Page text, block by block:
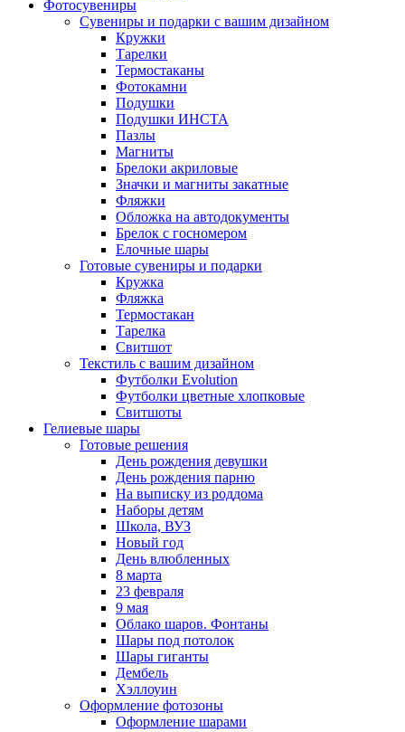
Фотосувениры
Сувениры и подарки с вашим дизайном
Кружки
Тарелки
Термостаканы
Фотокамни
Подушки
Подушки ИНСТА
Пазлы
Магниты
Брелоки акриловые
Значки и магниты закатные
Фляжки
Обложка на автодокументы
Брелок с госномером
Елочные шары
Готовые сувениры и подарки
Кружка
Фляжка
Термостакан
Тарелка
Свитшот
Текстиль с вашим дизайном
Футболки Evolution
Футболки цветные хлопковые
Свитшоты
Гелиевые шары
Готовые решения
День рождения девушки
День рождения парню
На выписку из роддома
Наборы детям
Школа, ВУЗ
Новый год
День влюбленных
8 марта
23 февраля
9 мая
Облако шаров. Фонтаны
Шары под потолок
Шары гиганты
Дембель
Хэллоуин
Оформление фотозоны
Оформление шарами